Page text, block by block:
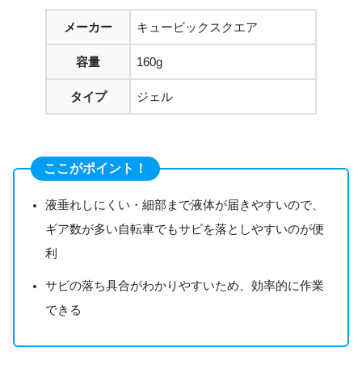
メーカー キュービックスクエア
容量 160g
タイプ ジェル
ここがポイント！
液垂れしにくい・細部まで液体が届きやすいので、
ギア数が多い自転車でもサビを落としやすいのが便
利
サビの落ち具合がわかりやすいため、効率的に作業
できる